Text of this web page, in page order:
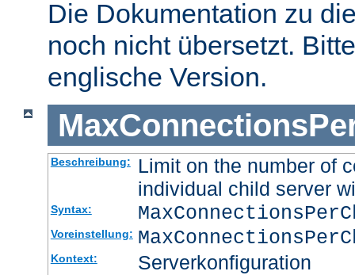
Die Dokumentation zu
noch nicht übersetzt.
englische Version.
Beschreibung:
Limit on the number of
individual child server
Syntax:
Voreinstellung:
Kontext: Serverkonfiguration